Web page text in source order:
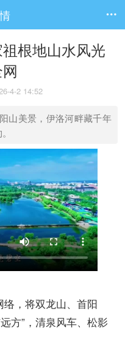

根地山水风光
4-2 14:52
山美景，伊洛河畔藏千年
，将双龙山、首阳
方”，清泉风车、松影